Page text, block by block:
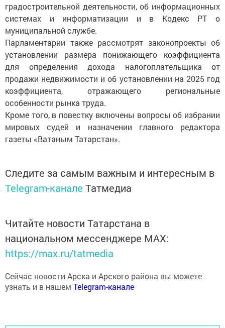
градостроительной деятельности, об информационных
системах и информатизации и в Кодекс РТ о
муниципальной службе.
Парламентарии также рассмотрят законопроекты об
установлении размера понижающего коэффициента
для определения дохода налогоплательщика от
продажи недвижимости и об установлении на 2025 год
коэффициента, отражающего региональные
особенности рынка труда.
Кроме того, в повестку включены вопросы об избрании
мировых судей и назначении главного редактора
газеты «Ватаным Татарстан».
Следите за самым важным и интересным в
Telegram-канале Татмедиа
Читайте новости Татарстана в
национальном мессенджере MАХ:
https://max.ru/tatmedia
Сейчас новости Арска и Арского района вы можете
узнать и в нашем Telegram-канале